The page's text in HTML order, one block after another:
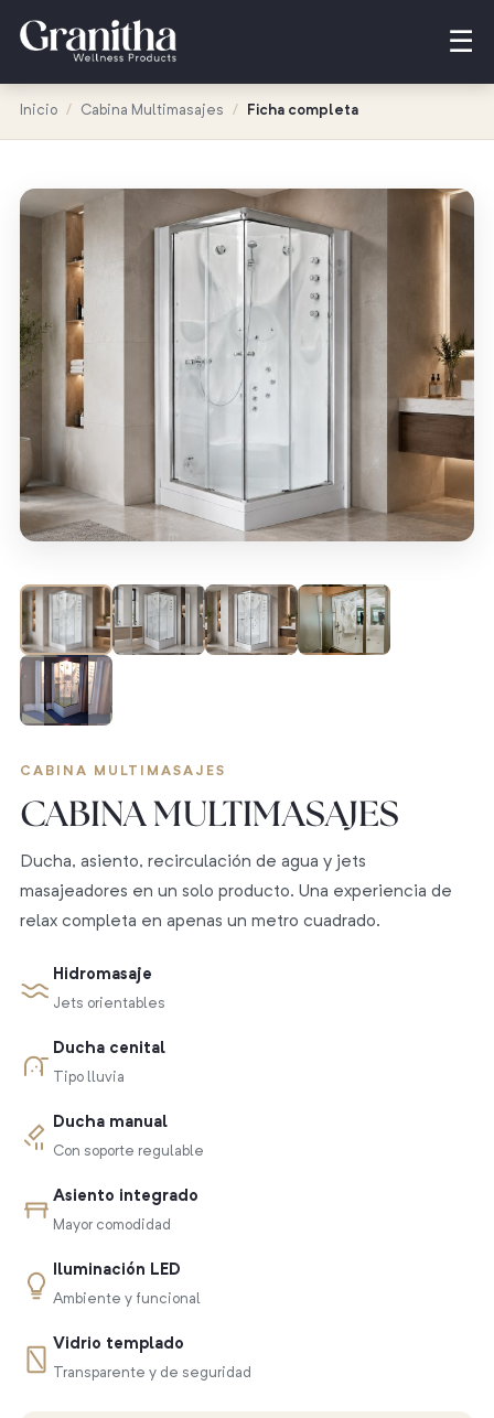
☰
Inicio / Cabina Multimasajes / Ficha completa
CABINA MULTIMASAJES
CABINA MULTIMASAJES
Ducha, asiento, recirculación de agua y jets
masajeadores en un solo producto. Una experiencia de
relax completa en apenas un metro cuadrado.
Hidromasaje
Jets orientables
Ducha cenital
Tipo lluvia
Ducha manual
Con soporte regulable
Asiento integrado
Mayor comodidad
Iluminación LED
Ambiente y funcional
Vidrio templado
Transparente y de seguridad